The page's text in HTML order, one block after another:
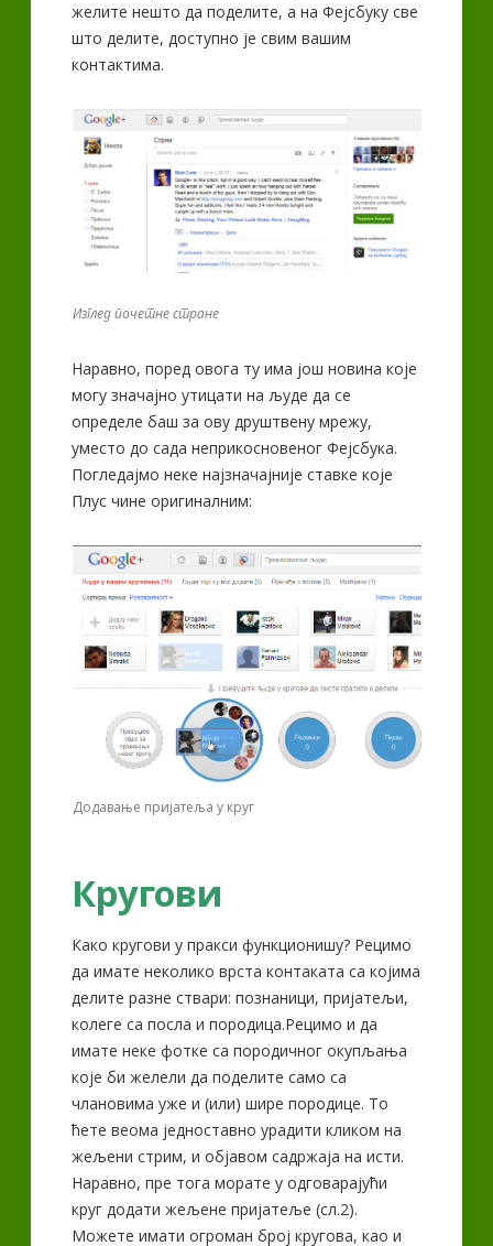
желите нешто да поделите, а на Фејсбуку све
што делите, доступно је свим вашим
контактима.
Изглед почетне стране
Наравно, поред овога ту има још новина које
могу значајно утицати на људе да се
определе баш за ову друштвену мрежу,
уместо до сада неприкосновеног Фејсбука.
Погледајмо неке најзначајније ставке које
Плус чине оригиналним:
Додавање пријатеља у круг
Кругови
Како кругови у пракси функционишу? Рецимо
да имате неколико врста контаката са којима
делите разне ствари: познаници, пријатељи,
колеге са посла и породица.Рецимо и да
имате неке фотке са породичног окупљања
које би желели да поделите само са
члановима уже и (или) шире породице. То
ћете веома једноставно урадити кликом на
жељени стрим, и објавом садржаја на исти.
Наравно, пре тога морате у одговарајући
круг додати жељене пријатеље (сл.2).
Можете имати огроман број кругова, као и